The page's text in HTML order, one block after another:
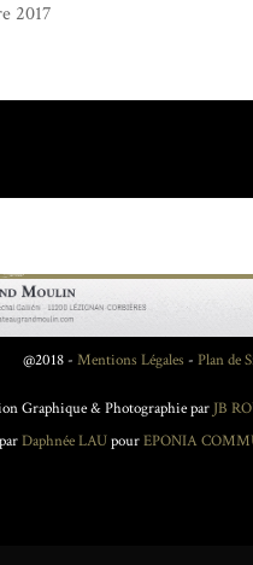
2017
@2018 - Mentions Légales - Plan de
Graphique & Photographie par JB
Daphnée LAUpourEPONIA